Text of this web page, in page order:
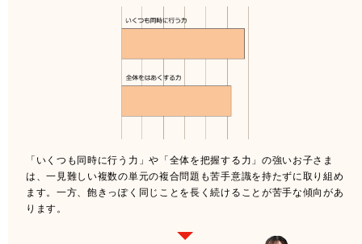
「いくつも同時に行う力」や「全体を把握する力」の強いお子さま
は、一見難しい複数の単元の複合問題も苦手意識を持たずに取り組め
ます。一方、飽きっぽく同じことを長く続けることが苦手な傾向があ
ります。